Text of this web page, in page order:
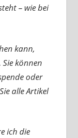
– wie bei
kann,
können
oder
alle Artikel
ich die